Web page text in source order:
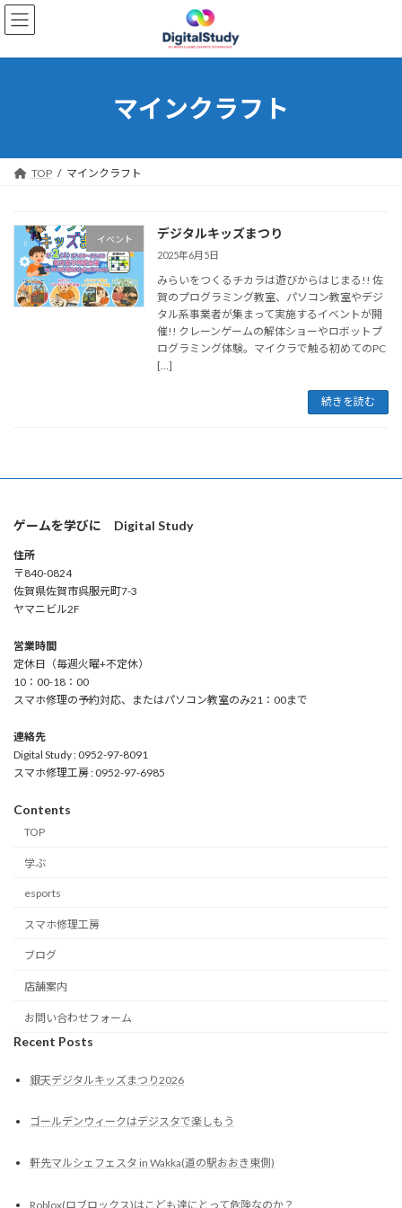
コ
ン
ン
ナ
ビ
ー
マインクラフト
TOP マインクラフト
イベント デジタルキッズまつり
2025年6月5日
みらいをつくるチカラは遊びからはじまる!! 佐
賀のプログラミング教室、パソコン教室やデジ
タル系事業者が集まって実施するイベントが開
催!! クレーンゲームの解体ショーやロボットプ
ログラミング体験。マイクラで触る初めてのPC
[…]
続きを読む
ゲームを学びに Digital Study
住所
〒840-0824
佐賀県佐賀市呉服元町7-3
ヤマニビル2F
営業時間
定休日（毎週火曜+不定休）
10：00-18：00
スマホ修理の予約対応、またはパソコン教室のみ21：00まで
連絡先
Digital Study : 0952-97-8091
スマホ修理工房 : 0952-97-6985
Contents
TOP
学ぶ
esports
スマホ修理工房
ブログ
店舗案内
お問い合わせフォーム
Recent Posts
銀天デジタルキッズまつり2026
ゴールデンウィークはデジスタで楽しもう
軒先マルシェフェスタ in Wakka(道の駅おおき東側)
Roblox(ロブロックス)はこども達にとって危険なのか？